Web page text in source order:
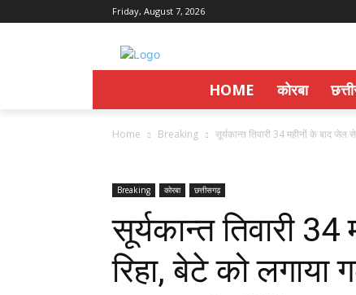
Friday, August 7, 2026
HOME कोरबा
Home Breaking सूर्यकान्त तिवारी 34 महीनों के बाद जेल
Breaking कोरबा छत्तीसगढ़
सूर्यकान्त तिवारी
रिहा, बेटे को लगाया